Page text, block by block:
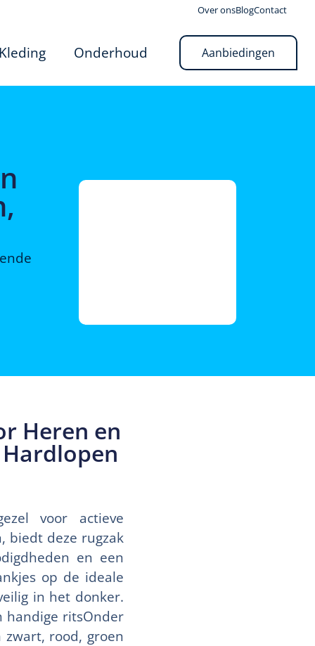
Over onsBlogContact
Kleding Onderhoud Aanbiedingen
Heren en
voor actieve
biedt deze rugzak
en een
op de ideale
in het donker.
handige ritsOnder
rood, groen